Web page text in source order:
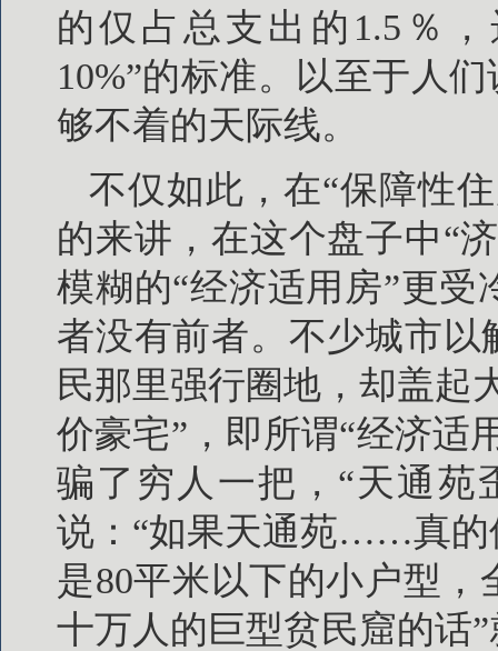
的仅占总支出的1.5％
10%”的标准。以至于人
够不着的天际线。
不仅如此，在“保障性
的来讲，在这个盘子中“
模糊的“经济适用房”更
者没有前者。不少城市以
民那里强行圈地，却盖起
价豪宅”，即所谓“经济适
骗了穷人一把，“天通苑
说：“如果天通苑……真的
是80平米以下的小户型
十万人的巨型贫民窟的话